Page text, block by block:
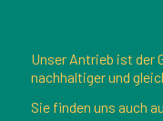
Unser Antrieb ist der
nachhaltiger und
Sie finden uns auch